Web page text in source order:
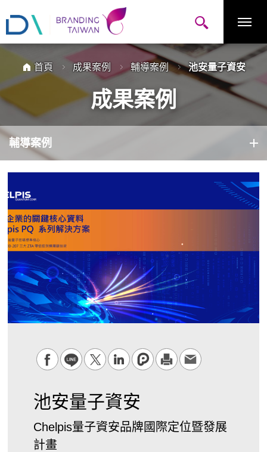
塊
首頁 成果案例 輔導案例 池安量子資安
成果案例
輔導案例
池安量子資安
Chelpis量子資安品牌國際定位暨發展
計畫